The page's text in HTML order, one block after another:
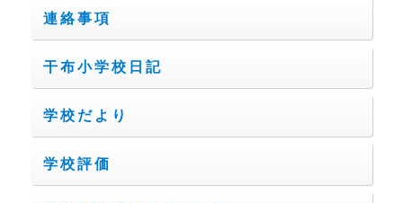
連絡事項
干布小学校日記
学校だより
学校評価